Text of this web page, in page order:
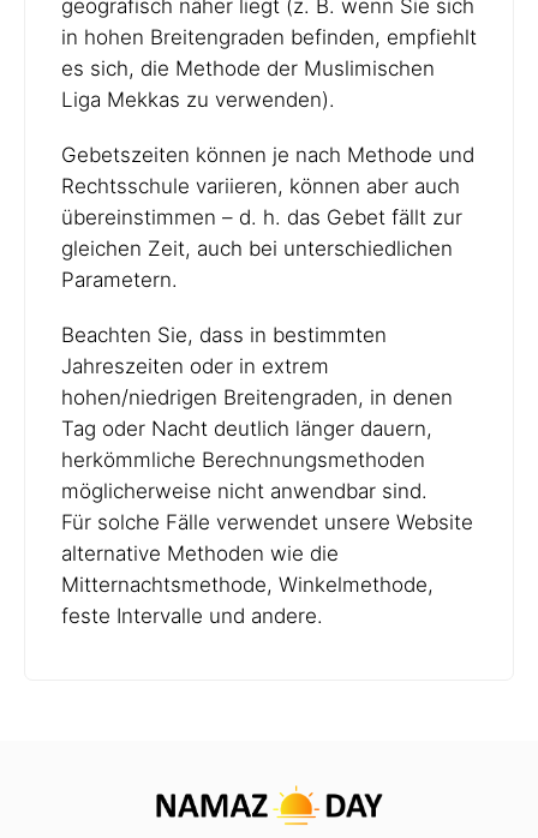
geografisch näher liegt (z. B. wenn Sie sich
in hohen Breitengraden befinden, empfiehlt
es sich, die Methode der Muslimischen
Liga Mekkas zu verwenden).
Gebetszeiten können je nach Methode und
Rechtsschule variieren, können aber auch
übereinstimmen – d. h. das Gebet fällt zur
gleichen Zeit, auch bei unterschiedlichen
Parametern.
Beachten Sie, dass in bestimmten
Jahreszeiten oder in extrem
hohen/niedrigen Breitengraden, in denen
Tag oder Nacht deutlich länger dauern,
herkömmliche Berechnungsmethoden
möglicherweise nicht anwendbar sind.
Für solche Fälle verwendet unsere Website
alternative Methoden wie die
Mitternachtsmethode, Winkelmethode,
feste Intervalle und andere.